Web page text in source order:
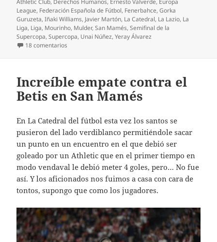
League, Federación Española de Fútbol, Fenerbahce,Gorka
Guruzeta,Iñaki Williams, Javier Martón, La Catedral, La Lazio, La
Liga, Liga, Mourinho, Mulder,San Mamés,Semifinal de la
Supercopa,Supercopa, Unai Núñez,Yeray Álvarez
18 comentarios
Increíble empate contra el
Betis en San Mamés
En La Catedral del fútbol esta vez los santos se
pusieron del lado verdiblanco permitiéndole sacar
un punto en un encuentro en el que debió ser
goleado por un Athletic que en el primer tiempo en
modo vendaval le debió meter 4 goles, pero… No fue
así. Y los aficionados nos fuimos a casa con cara de
tontos, supongo que como los jugadores.